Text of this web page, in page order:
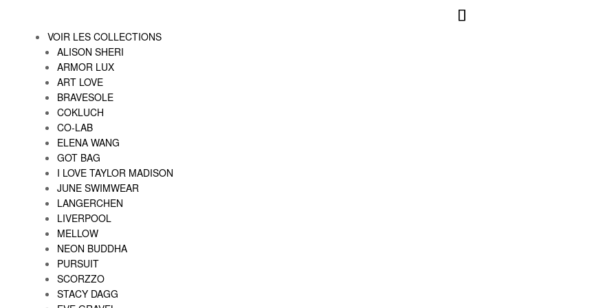
VOIR LES COLLECTIONS
ALISON SHERI
ARMOR LUX
ART LOVE
BRAVESOLE
COKLUCH
CO-LAB
ELENA WANG
GOT BAG
I LOVE TAYLOR MADISON
JUNE SWIMWEAR
LANGERCHEN
LIVERPOOL
MELLOW
NEON BUDDHA
PURSUIT
SCORZZO
STACY DAGG